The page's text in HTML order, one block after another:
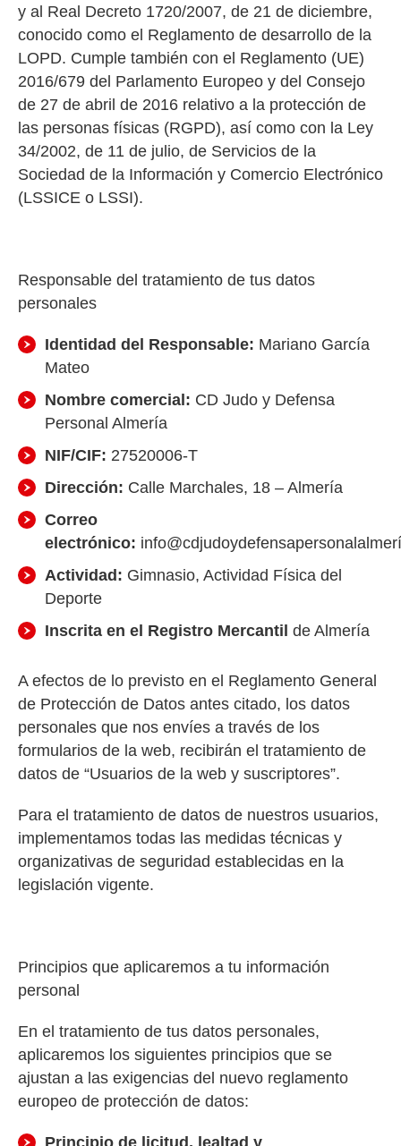
y al Real Decreto 1720/2007, de 21 de diciembre,
conocido como el Reglamento de desarrollo de la
LOPD. Cumple también con el Reglamento (UE)
2016/679 del Parlamento Europeo y del Consejo
de 27 de abril de 2016 relativo a la protección de
las personas físicas (RGPD), así como con la Ley
34/2002, de 11 de julio, de Servicios de la
Sociedad de la Información y Comercio Electrónico
(LSSICE o LSSI).
Responsable del tratamiento de tus datos
personales
Identidad del Responsable: Mariano García
Mateo
Nombre comercial: CD Judo y Defensa
Personal Almería
NIF/CIF: 27520006-T
Dirección: Calle Marchales, 18 – Almería
Correo
electrónico:
Actividad: Gimnasio, Actividad Física del
Deporte
Inscrita en el Registro Mercantil de Almería
A efectos de lo previsto en el Reglamento General
de Protección de Datos antes citado, los datos
personales que nos envíes a través de los
formularios de la web, recibirán el tratamiento de
datos de “Usuarios de la web y suscriptores”.
Para el tratamiento de datos de nuestros usuarios,
implementamos todas las medidas técnicas y
organizativas de seguridad establecidas en la
legislación vigente.
Principios que aplicaremos a tu información
personal
En el tratamiento de tus datos personales,
aplicaremos los siguientes principios que se
ajustan a las exigencias del nuevo reglamento
europeo de protección de datos:
Principio de licitud, lealtad y